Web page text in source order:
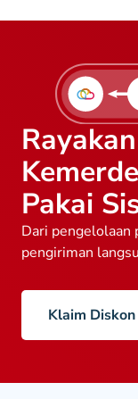
Pakai
Dari pengelolaan
pengiriman
Klaim Diskon